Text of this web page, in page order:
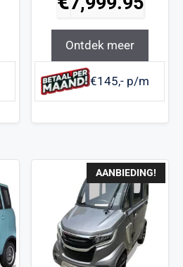
Ontdek meer
€145,- p/m
AANBIEDING!